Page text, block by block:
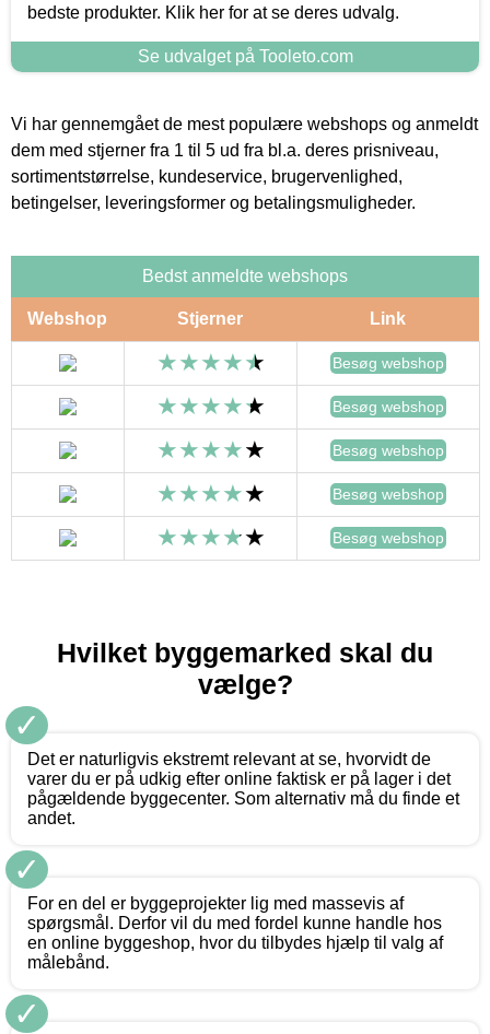
bedste produkter. Klik her for at se deres udvalg.
Se udvalget på Tooleto.com
Vi har gennemgået de mest populære webshops og anmeldt
dem med stjerner fra 1 til 5 ud fra bl.a. deres prisniveau,
sortimentstørrelse, kundeservice, brugervenlighed,
betingelser, leveringsformer og betalingsmuligheder.
Bedst anmeldte webshops
Webshop Stjerner Link
Besøg webshop
Besøg webshop
Besøg webshop
Besøg webshop
Besøg webshop
Hvilket byggemarked skal du
vælge?
✓
Det er naturligvis ekstremt relevant at se, hvorvidt de
varer du er på udkig efter online faktisk er på lager i det
pågældende byggecenter. Som alternativ må du finde et
andet.
✓
For en del er byggeprojekter lig med massevis af
spørgsmål. Derfor vil du med fordel kunne handle hos
en online byggeshop, hvor du tilbydes hjælp til valg af
målebånd.
✓